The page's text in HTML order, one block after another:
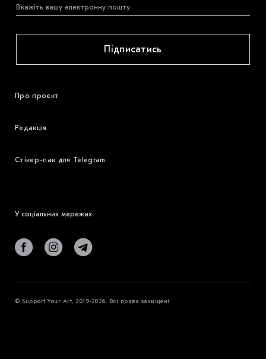
Підписатись
Про проєкт
Редакція
Стікер-пак для Telegram
У соціальних мережах
© Support Your Art, 2019-2026. Всі права захищені